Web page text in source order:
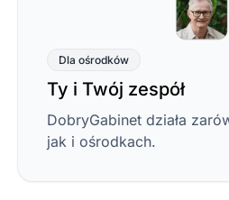
Dla ośrodków
Ty i Twój zespół
DobryGabinet działa
jak i ośrodkach.